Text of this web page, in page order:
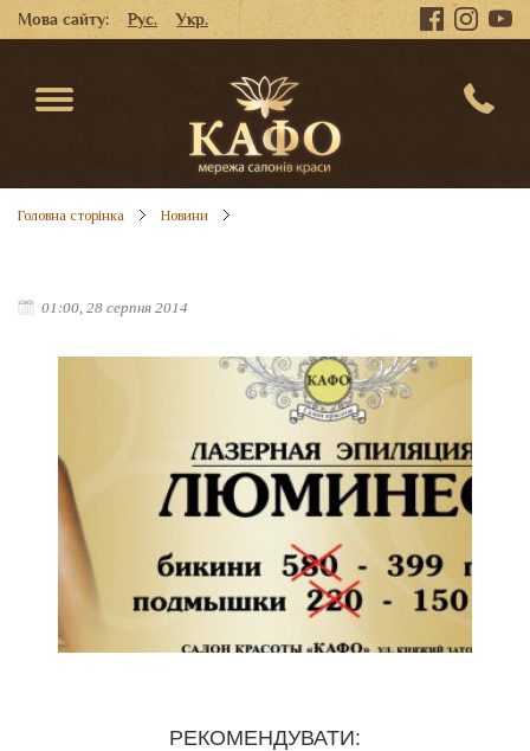
Мова сайту: Рус. Укр.
Головна сторінка Новини
01:00, 28 серпня 2014
РЕКОМЕНДУВАТИ: